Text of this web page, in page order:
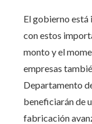
El gobierno está
con estos
monto y el
empresas
Departamento
beneficiarán de
fabricación